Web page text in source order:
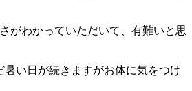
がわかっていただいて、有難いと思
暑い日が続きますがお体に気をつけ